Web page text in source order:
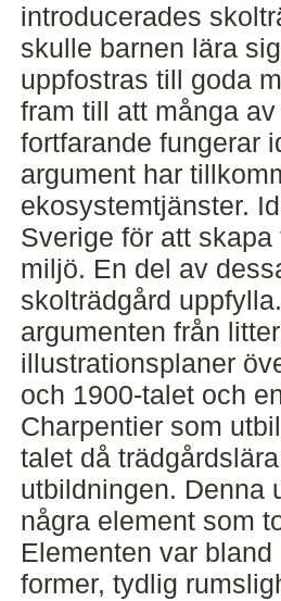
introducerades
skulle barnen lära
uppfostras till goda
fram till att många
fortfarande fungerar
argument har
ekosystemtjänster.
Sverige för att
miljö. En del av
skolträdgård
argumenten från
illustrationsplaner
och 1900-talet och
Charpentier som
talet då
utbildningen. Denna
några element som
Elementen var
former, tydlig